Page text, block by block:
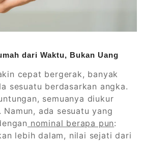
dari Waktu, Bukan Uang
cepat bergerak, banyak
sesuatu berdasarkan angka.
semuanya diukur
Namun, ada sesuatu yang
nominal berapa pun:
lebih dalam, nilai sejati dari